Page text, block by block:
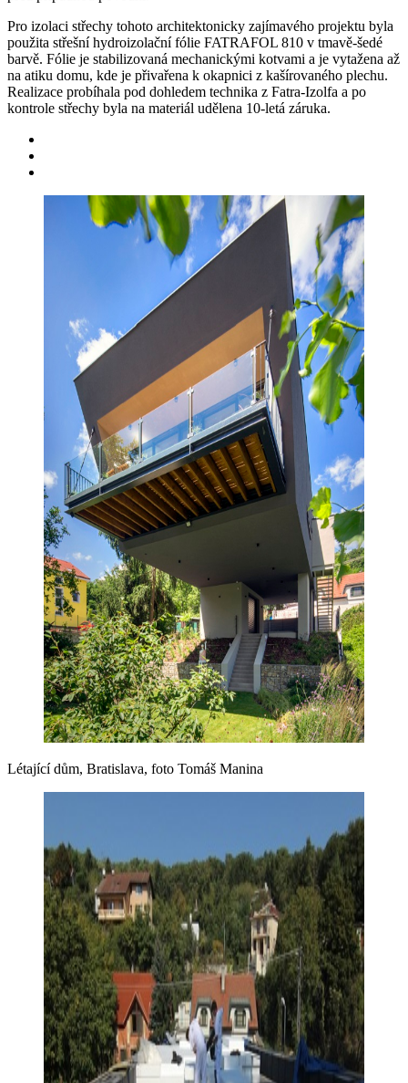
Pro izolaci střechy tohoto architektonicky zajímavého projektu byla
použita střešní hydroizolační fólie FATRAFOL 810 v tmavě-šedé
barvě. Fólie je stabilizovaná mechanickými kotvami a je vytažena až
na atiku domu, kde je přivařena k okapnici z kašírovaného plechu.
Realizace probíhala pod dohledem technika z Fatra-Izolfa a po
kontrole střechy byla na materiál udělena 10-letá záruka.
Létající dům, Bratislava, foto Tomáš Manina